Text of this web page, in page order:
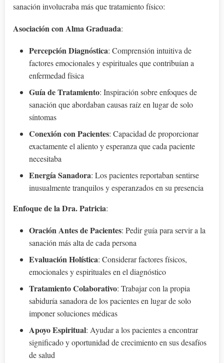
sanación involucraba más que tratamiento físico:
Asociación con Alma Graduada:
Percepción Diagnóstica: Comprensión intuitiva de
factores emocionales y espirituales que contribuían a
enfermedad física
Guía de Tratamiento: Inspiración sobre enfoques de
sanación que abordaban causas raíz en lugar de solo
síntomas
Conexión con Pacientes: Capacidad de proporcionar
exactamente el aliento y esperanza que cada paciente
necesitaba
Energía Sanadora: Los pacientes reportaban sentirse
inusualmente tranquilos y esperanzados en su presencia
Enfoque de la Dra. Patricia:
Oración Antes de Pacientes: Pedir guía para servir a la
sanación más alta de cada persona
Evaluación Holística: Considerar factores físicos,
emocionales y espirituales en el diagnóstico
Tratamiento Colaborativo: Trabajar con la propia
sabiduría sanadora de los pacientes en lugar de solo
imponer soluciones médicas
Apoyo Espiritual: Ayudar a los pacientes a encontrar
significado y oportunidad de crecimiento en sus desafíos
de salud